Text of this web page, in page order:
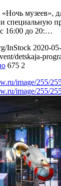
музеев»,
специальную
16:00 до 20:…
InStock 2020-
detskaja-
675 2
image/255/
image/255/